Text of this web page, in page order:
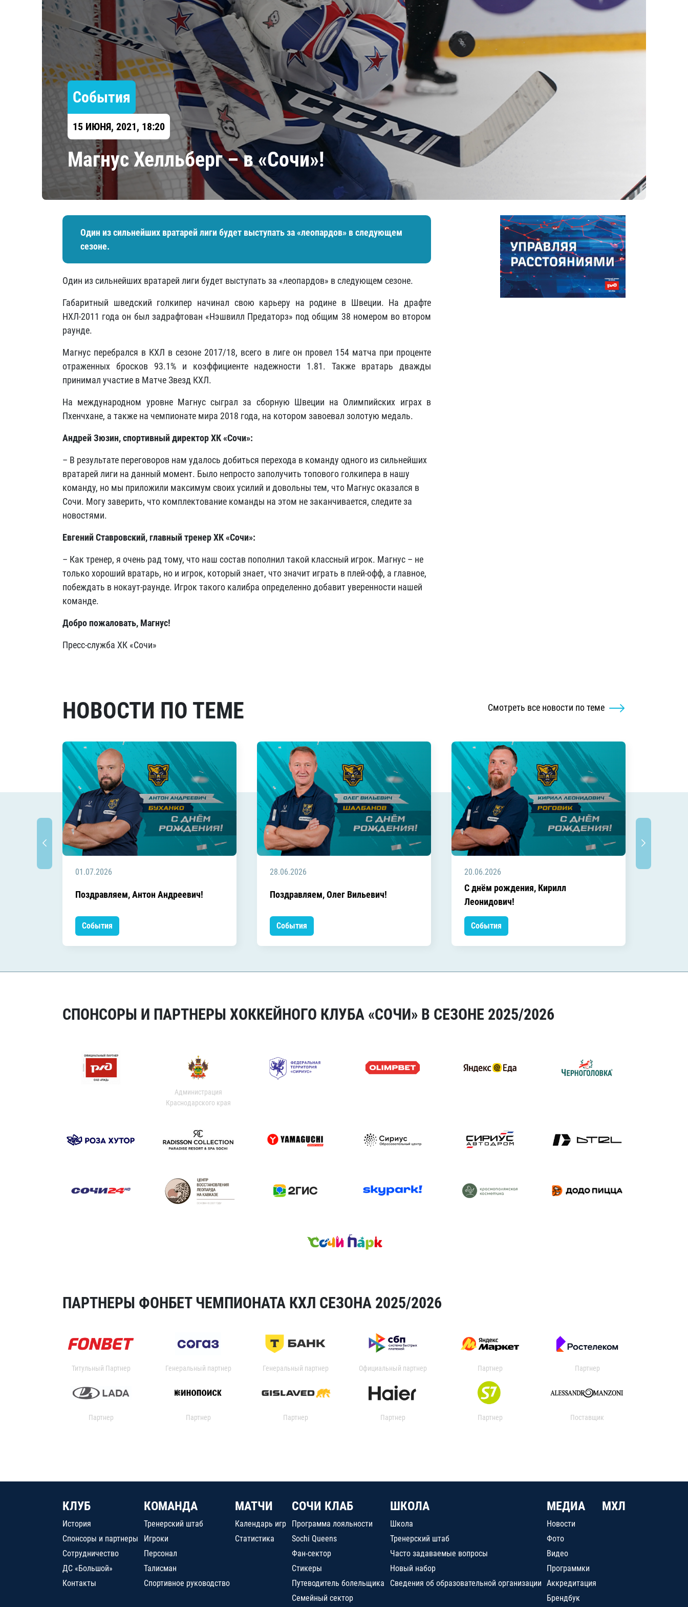
Северсталь
ЦСКА
Шанхайские Драконы
Барыс
Салават Юлаев
Сибирь
События
15 ИЮНЯ, 2021, 18:20
​Магнус Хелльберг – в «Сочи»!
Один из сильнейших вратарей лиги будет выступать за «леопардов» в следующем
сезоне.
Один из сильнейших вратарей лиги будет выступать за «леопардов» в следующем сезоне.
Габаритный шведский голкипер начинал свою карьеру на родине в Швеции. На драфте
НХЛ-2011 года он был задрафтован «Нэшвилл Предаторз» под общим 38 номером во втором
раунде.
Магнус перебрался в КХЛ в сезоне 2017/18, всего в лиге он провел 154 матча при проценте
отраженных бросков 93.1% и коэффициенте надежности 1.81. Также вратарь дважды
принимал участие в Матче Звезд КХЛ.
На международном уровне Магнус сыграл за сборную Швеции на Олимпийских играх в
Пхенчхане, а также на чемпионате мира 2018 года, на котором завоевал золотую медаль.
Андрей Зюзин, спортивный директор ХК «Сочи»:
– В результате переговоров нам удалось добиться перехода в команду одного из сильнейших
вратарей лиги на данный момент. Было непросто заполучить топового голкипера в нашу
команду, но мы приложили максимум своих усилий и довольны тем, что Магнус оказался в
Сочи. Могу заверить, что комплектование команды на этом не заканчивается, следите за
новостями.
Евгений Ставровский, главный тренерХК «Сочи»:
– Как тренер, я очень рад тому, что наш состав пополнил такой классный игрок. Магнус – не
только хороший вратарь, но и игрок, который знает, что значит играть в плей-офф, а главное,
побеждать в нокаут-раунде. Игрок такого калибра определенно добавит уверенности нашей
команде.
Добро пожаловать, Магнус!
Пресс-служба ХК «Сочи»
НОВОСТИ ПО ТЕМЕ Смотреть все новости по теме
01.07.2026
Поздравляем, Антон Андреевич!
События
28.06.2026
Поздравляем, Олег Вильевич!
События
20.06.2026
C днём рождения, Кирилл
Леонидович!
События
СПОНСОРЫ И ПАРТНЕРЫ ХОККЕЙНОГО КЛУБА «СОЧИ» В СЕЗОНЕ 2025/2026
Администрация
Краснодарского края
ПАРТНЕРЫ ФОНБЕТ ЧЕМПИОНАТА КХЛ СЕЗОНА 2025/2026
Титульный Партнер Генеральный партнер Генеральный партнер Официальный партнер Партнер Партнер
Партнер Партнер Партнер Партнер Партнер Поставщик
КЛУБ
История
Спонсоры и партнеры
Сотрудничество
ДС «Большой»
Контакты
КОМАНДА
Тренерский штаб
Игроки
Персонал
Талисман
Спортивное руководство
МАТЧИ
Календарь игр
Статистика
СОЧИ КЛАБ
Программа лояльности
Sochi Queens
Фан-сектор
Стикеры
Путеводитель болельщика
Семейный сектор
ШКОЛА
Школа
Тренерский штаб
Часто задаваемые вопросы
Новый набор
Сведения об образовательной организации
МЕДИА
Новости
Фото
Видео
Программки
Аккредитация
Брендбук
МХЛ